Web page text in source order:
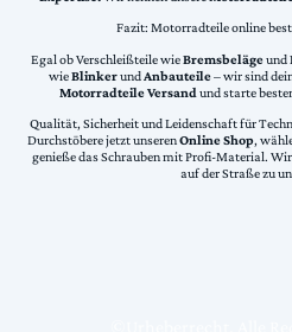
Fazit: Motorradteile online
Egal ob Verschleißteile wieBremsbelägeund
wieBlinkerundAnbauteile– wir sind
Motorradteile Versand und starte
Qualität, Sicherheit und Leidenschaft für
Durchstöbere jetzt unserenOnline Shop,
genieße das Schrauben mit Profi-Material.
auf der Straße zu